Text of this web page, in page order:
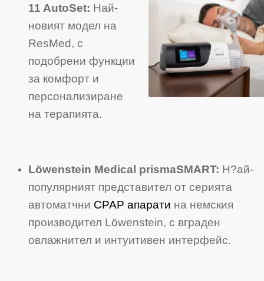
11 AutoSet: Най-
новият модел на
ResMed, с
подобрени функции
за комфорт и
персонализиране
на терапията.
Löwenstein Medical prismaSMART: Н?ай-
популярният представител от серията
автоматчни CPAP апарати на немския
производител Löwenstein, с вграден
овлажнител и интуитивен интерфейс.